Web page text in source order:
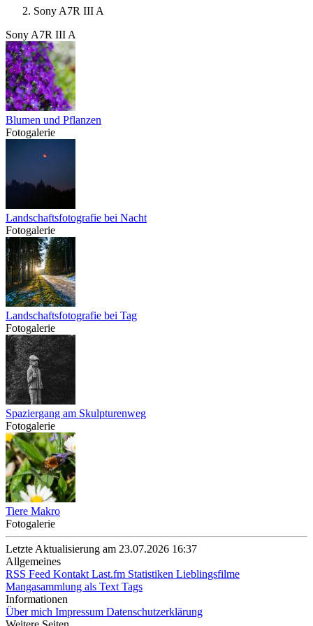
Sony A7R III A
Sony A7R III A
Blumen und Pflanzen
Fotogalerie
Landschaftsfotografie bei Nacht
Fotogalerie
Landschaftsfotografie bei Tag
Fotogalerie
Spaziergang am Skulpturenweg
Fotogalerie
Tiere Makro
Fotogalerie
Letzte Aktualisierung am 23.07.2026 16:37
Allgemeines
RSS Feed Kontakt Last.fm Statistiken Lieblingsfilme
Mangasammlung als Text Tags
Informationen
Über mich Impressum Datenschutzerklärung